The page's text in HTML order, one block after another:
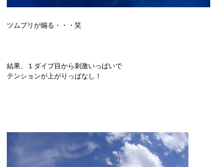
ツムブリが煽る・・・笑
結果、１ダイブ目から刺激いっぱいで
テンションが上がりっぱなし！